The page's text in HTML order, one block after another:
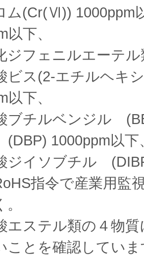
ム(Cr(Ⅵ)) 1000ppm
以下、
ジフェニルエーテ
ビス(2-エチルヘ
以下、
ブチルベンジル
1000ppm以下
ジイソブチル
指令で産業用監
エステル類の４物
ことを確認してい